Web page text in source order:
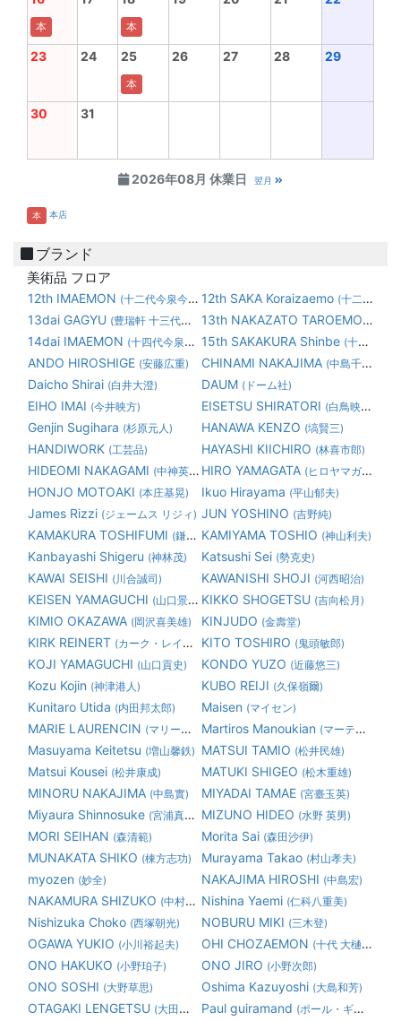
2026年08月 休業日 翌月
本 本
23 24 25
本
26 27 28 29
30 31
本 本店
ブランド
美術品 フロア
12th IMAEMON (十二代今泉今右衛門) 12th SAKA Koraizaemo (十二代 坂 高麗左衛門)
13dai GAGYU (豊瑞軒 十三代横石臥牛) 13th NAKAZATO TAROEMON
14dai IMAEMON (十四代今泉今右衛門) 15th SAKAKURA Shinbe (十五代 坂倉 新兵衛)
ANDO HIROSHIGE (安藤広重) CHINAMI NAKAJIMA (中島千波)
Daicho Shirai (白井大澄) DAUM (ドーム社)
EIHO IMAI (今井映方) EISETSU SHIRATORI (白鳥映雪)
Genjin Sugihara (杉原元人) HANAWA KENZO (塙賢三)
HANDIWORK (工芸品) HAYASHI KIICHIRO (林喜市郎)
HIDEOMI NAKAGAMI (中神英臣) HIRO YAMAGATA (ヒロヤマガタ 山形博道)
HONJO MOTOAKI (本庄基晃) Ikuo Hirayama (平山郁夫)
James Rizzi (ジェームス リジィ) JUN YOSHINO (吉野純)
KAMAKURA TOSHIFUMI (鎌倉俊文) KAMIYAMA TOSHIO (神山利夫)
Kanbayashi Shigeru (神林茂) Katsushi Sei (勢克史)
KAWAI SEISHI (川合誠司) KAWANISHI SHOJI (河西昭治)
KEISEN YAMAGUCHI (山口景泉) KIKKO SHOGETSU (吉向松月)
KIMIO OKAZAWA (岡沢喜美雄) KINJUDO (金壽堂)
KIRK REINERT (カーク・レイナート) KITO TOSHIRO (鬼頭敏郎)
KOJI YAMAGUCHI (山口貢史) KONDO YUZO (近藤悠三)
Kozu Kojin (神津港人) KUBO REIJI (久保嶺爾)
Kunitaro Utida (内田邦太郎) Maisen (マイセン)
MARIE LAURENCIN (マリーローランサン) Martiros Manoukian (マーティロ マヌキアン)
Masuyama Keitetsu (増山馨鉄) MATSUI TAMIO (松井民雄)
Matsui Kousei (松井康成) MATUKI SHIGEO (松木重雄)
MINORU NAKAJIMA (中島實) MIYADAI TAMAE (宮臺玉英)
Miyaura Shinnosuke (宮浦真之助) MIZUNO HIDEO (水野 英男)
MORI SEIHAN (森清範) Morita Sai (森田沙伊)
MUNAKATA SHIKO (棟方志功) Murayama Takao (村山孝夫)
myozen (妙全) NAKAJIMA HIROSHI (中島宏)
NAKAMURA SHIZUKO (中村静子) Nishina Yaemi (仁科八重美)
Nishizuka Choko (西塚朝光) NOBURU MIKI (三木登)
OGAWA YUKIO (小川裕起夫) OHI CHOZAEMON (十代 大樋長左衛門)
ONO HAKUKO (小野珀子) ONO JIRO (小野次郎)
ONO SOSHI (大野草思) Oshima Kazuyoshi (大島和芳)
OTAGAKI LENGETSU (大田垣蓮月) Paul guiramand (ポール・ギヤマン)